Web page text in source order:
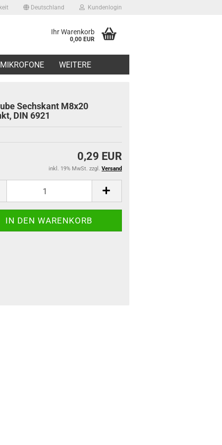
Deutschland Kundenlogin
Ihr Warenkorb
0,00 EUR
MIKROFONE WEITERE
Sechskant M8x20
DIN 6921
0,29 EUR
inkl. 19% MwSt. zzgl. Versand